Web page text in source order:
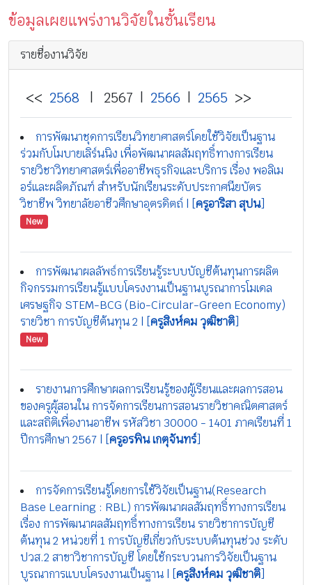
ข้อมูลเผยแพร่งานวิจัยในชั้นเรียน
รายชื่องานวิจัย
<< 2568 | 2567 | 2566 | 2565 >>
การพัฒนาชุดการเรียนวิทยาศาสตร์โดยใช้วิจัยเป็นฐาน
ร่วมกับโมบายเลิร์นนิง เพื่อพัฒนาผลสัมฤทธิ์ทางการเรียน
รายวิชาวิทยาศาสตร์เพื่ออาชีพธุรกิจและบริการ เรื่อง พอลิเม
อร์และผลิตภัณฑ์ สำหรับนักเรียนระดับประกาศนียบัตร
วิชาชีพ วิทยาลัยอาชีวศึกษาอุตรดิตถ์ | [ ครูอาริสา สุปน]
New
การพัฒนาผลลัพธ์การเรียนรู้ระบบบัญชีต้นทุนการผลิต
กิจกรรมการเรียนรู้แบบโครงงานเป็นฐานบูรณาการโมเดล
เศรษฐกิจ STEM-BCG (Bio-Circular-Green Economy)
รายวิชา การบัญชีต้นทุน 2 | [ ครูสิงห์คม วุฒิชาติ
New
รายงานการศึกษาผลการเรียนรู้ของผู้เรียนและผลการสอน
ของครูผู้สอนใน การจัดการเรียนการสอนรายวิชาคณิตศาสตร์
และสถิติเพื่องานอาชีพ รหัสวิชา 30000 - 1401 ภาคเรียนที่ 1
ปีการศึกษา 2567 | [ ครูอรพิน เกตุจันทร์
การจัดการเรียนรู้โดยการใช้วิจัยเป็นฐาน(Research
Base Learning : RBL) การพัฒนาผลสัมฤทธิ์ทางการเรียน
เรื่อง การพัฒนาผลสัมฤทธิ์ทางการเรียน รายวิชาการบัญชี
ต้นทุน 2 หน่วยที่ 1 การบัญชีเกี่ยวกับระบบต้นทุนช่วง ระดับ
ปวส.2 สาขาวิชาการบัญชี โดยใช้กระบวนการวิจัยเป็นฐาน
บูรณาการแบบโครงงานเป็นฐาน | [ ครูสิงห์คม วุฒิชาติ